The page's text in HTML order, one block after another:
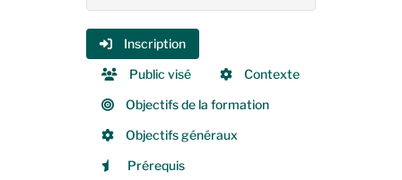
Inscription
Public visé
Contexte
Objectifs de la formation
Objectifs généraux
Prérequis